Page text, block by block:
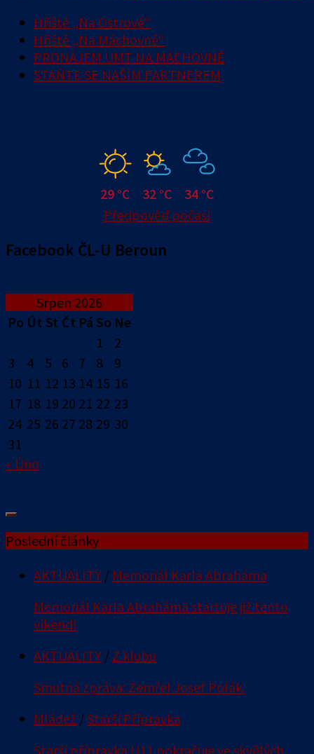
Hřiště „Na Ostrově“
Hřiště „Na Máchovně“
PRONÁJEM UMT NA MÁCHOVNĚ
STAŇTE SE NAŠÍM PARTNEREM
29 °C 32 °C
34 °C
Předpověď počasí
Facebook ČL-U Beroun
Srpen 2026
Po Út St Čt Pá So Ne
1
2
3
4 5 6 7 8
9
10 11 12 13 14 15 16
17 18 19 20 21 22 23
24 25 26 27 28 29 30
31
« Úno
Poslední články
AKTUALITY / Memoriál Karla Abraháma
Memoriál Karla Abraháma startuje již tento
víkend!
AKTUALITY / Z klubu
Smutná zpráva: Zemřel Josef Polák.
Mládež /Starší Přípravka
Starší přípravka U11 pokračuje ve skvělých